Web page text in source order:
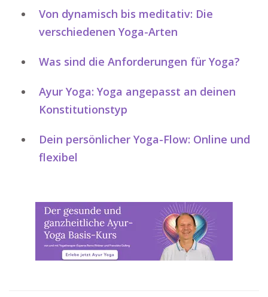
Von dynamisch bis meditativ: Die
verschiedenen Yoga-Arten
Was sind die Anforderungen für Yoga?
Ayur Yoga: Yoga angepasst an deinen
Konstitutionstyp
Dein persönlicher Yoga-Flow: Online und
flexibel